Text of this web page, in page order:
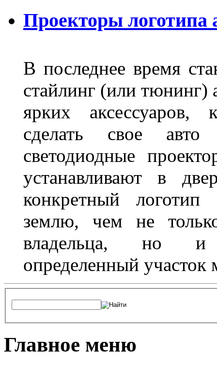
Проекторы логотипа
В последнее время
стайлинг (или тюнинг)
ярких аксессуаров,
сделать свое
светодиодные
устанавливают в
конкретный логотип
землю, чем не
владельца, но и
определенный участок
Главное меню